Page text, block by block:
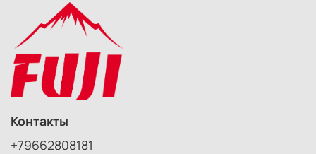
Контакты
+79662808181